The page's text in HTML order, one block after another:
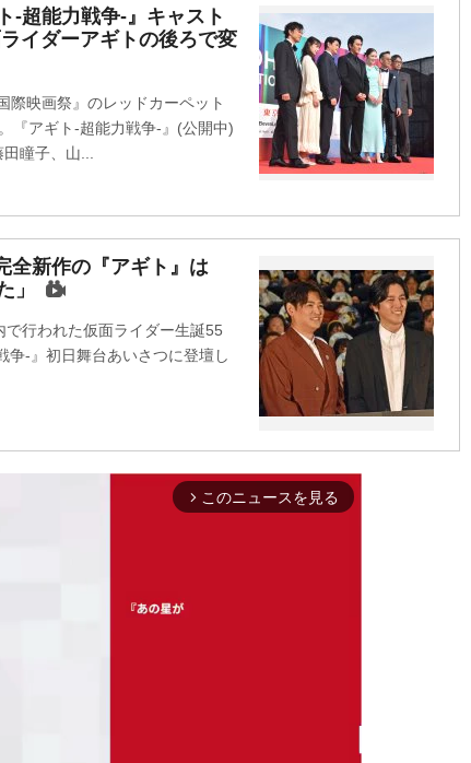
-超能力戦争-』キャスト
イダーアギトの後ろで変
際映画祭』のレッドカーペット
『アギト-超能力戦争-』(公開中)
瞳子、山...
全新作の『アギト』は
」
行われた仮面ライダー生誕55
争-』初日舞台あいさつに登壇し
arrow_forward_ios このニュースを見る